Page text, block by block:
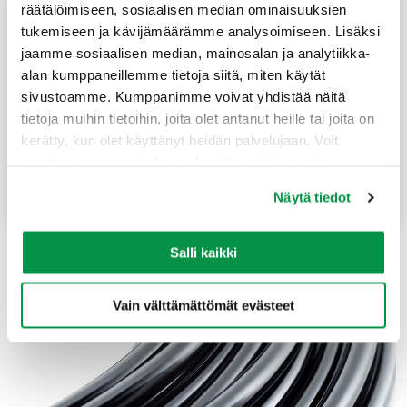
räätälöimiseen, sosiaalisen median ominaisuuksien
tukemiseen ja kävijämäärämme analysoimiseen. Lisäksi
jaamme sosiaalisen median, mainosalan ja analytiikka-
alan kumppaneillemme tietoja siitä, miten käytät
sivustoamme. Kumppanimme voivat yhdistää näitä
tietoja muihin tietoihin, joita olet antanut heille tai joita on
kerätty, kun olet käyttänyt heidän palvelujaan. Voit
Näytä tiedot
Salli kaikki
Vain välttämättömät evästeet
Kaapeleiden tekniset tiedot
Teknisiä tietoja ja yksityiskohtia Reka by Nexans -
kaapeleista. Tietoja voidaan hyödyntää mm.
suunnittelu-, hankinta- ja jälleenmyyntitoiminnoissa.